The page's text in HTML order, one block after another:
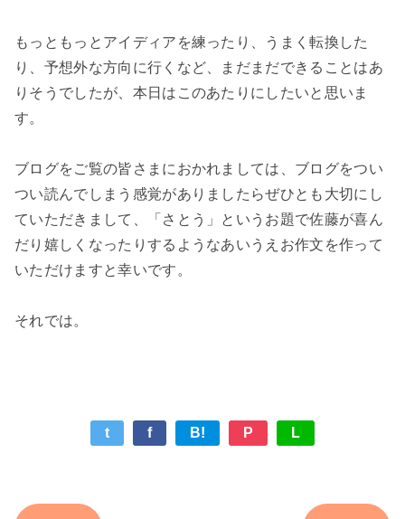
もっともっとアイディアを練ったり、うまく転換した
り、予想外な方向に行くなど、まだまだできることはあ
りそうでしたが、本日はこのあたりにしたいと思いま
す。
ブログをご覧の皆さまにおかれましては、ブログをつい
つい読んでしまう感覚がありましたらぜひとも大切にし
ていただきまして、「さとう」というお題で佐藤が喜ん
だり嬉しくなったりするようなあいうえお作文を作って
いただけますと幸いです。
それでは。
t f B! P L